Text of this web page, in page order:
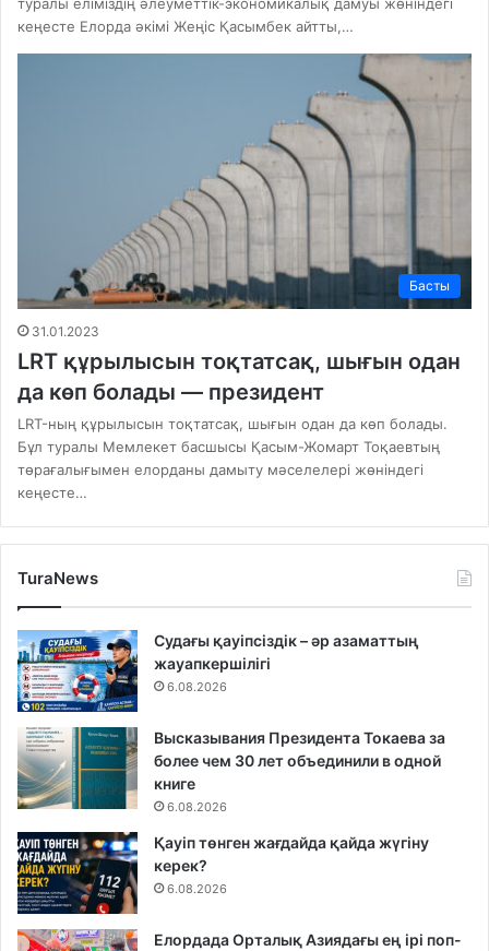
кеңесте Елорда әкімі Жеңіс Қасымбек айтты,…
Басты
31.01.2023
LRT құрылысын тоқтатсақ, шығын одан
да көп болады — президент
LRT-ның құрылысын тоқтатсақ, шығын одан да көп болады.
Бұл туралы Мемлекет басшысы Қасым-Жомарт Тоқаевтың
төрағалығымен елорданы дамыту мәселелері жөніндегі
кеңесте…
TuraNews
Судағы қауіпсіздік – әр азаматтың
жауапкершілігі
6.08.2026
Высказывания Президента Токаева за
более чем 30 лет объединили в одной
книге
6.08.2026
Қауіп төнген жағдайда қайда жүгіну
керек?
6.08.2026
Елордада Орталық Азиядағы ең ірі поп-